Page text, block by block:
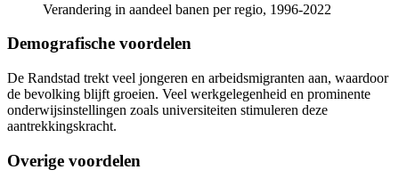
Verandering in aandeel banen per regio, 1996-2022
Demografische voordelen
De Randstad trekt veel jongeren en arbeidsmigranten aan, waardoor
de bevolking blijft groeien. Veel werkgelegenheid en prominente
onderwijsinstellingen zoals universiteiten stimuleren deze
aantrekkingskracht.
Overige voordelen